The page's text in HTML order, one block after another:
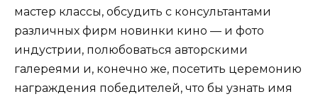
мастер классы, обсудить с консультантами
различных фирм новинки кино — и фото
индустрии, полюбоваться авторскими
галереями и, конечно же, посетить церемонию
награждения победителей, что бы узнать имя